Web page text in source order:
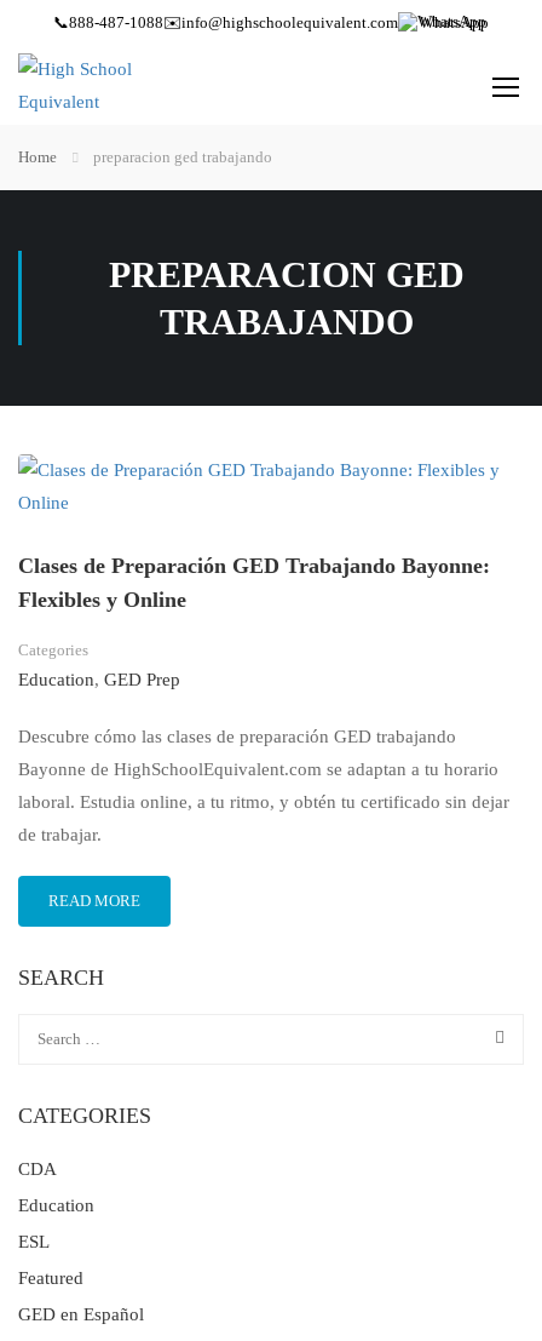
📞888-487-1088✉️info@highschoolequivalent.com WhatsApp
Home preparacion ged trabajando
PREPARACION GED
TRABAJANDO
Clases de Preparación GED Trabajando Bayonne:
Flexibles y Online
Categories
Education, GED Prep
Descubre cómo las clases de preparación GED trabajando
Bayonne de HighSchoolEquivalent.com se adaptan a tu horario
laboral. Estudia online, a tu ritmo, y obtén tu certificado sin dejar
de trabajar.
READ MORE
SEARCH
CATEGORIES
CDA
Education
ESL
Featured
GED en Español